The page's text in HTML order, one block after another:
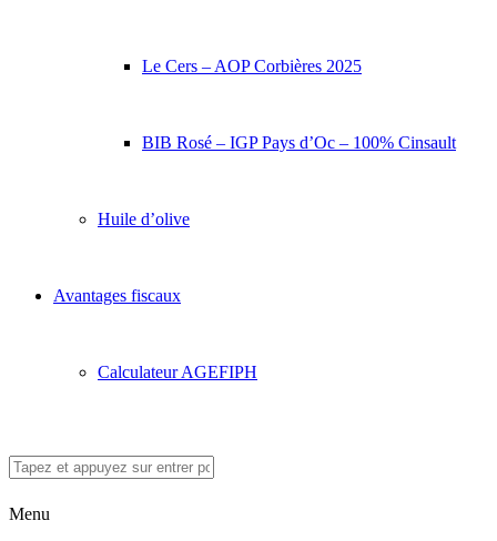
Le Cers – AOP Corbières 2025
BIB Rosé – IGP Pays d’Oc – 100% Cinsault
Huile d’olive
Avantages fiscaux
Calculateur AGEFIPH
Menu